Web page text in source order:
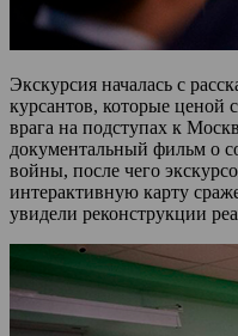
Экскурсия началась с
курсантов, которые ценой
врага на подступах к
документальный фильм о
войны, после чего
интерактивную карту
увидели реконструкции